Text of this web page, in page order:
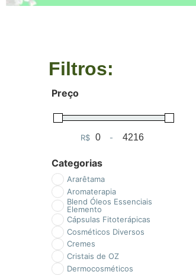
Filtros:
Preço
R$ Minimum Price
-
Maximum Price
Categorias
Ararêtama
Aromaterapia
Blend Óleos Essenciais
Elemento
Cápsulas Fitoterápicas
Cosméticos Diversos
Cremes
Cristais de OZ
Dermocosméticos